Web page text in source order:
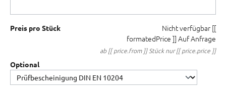
Preis pro Stück Nicht verfügbar [[
formatedPrice ]] Auf Anfrage
ab [[ price.from ]] Stück nur [[ price.price ]]
Optional